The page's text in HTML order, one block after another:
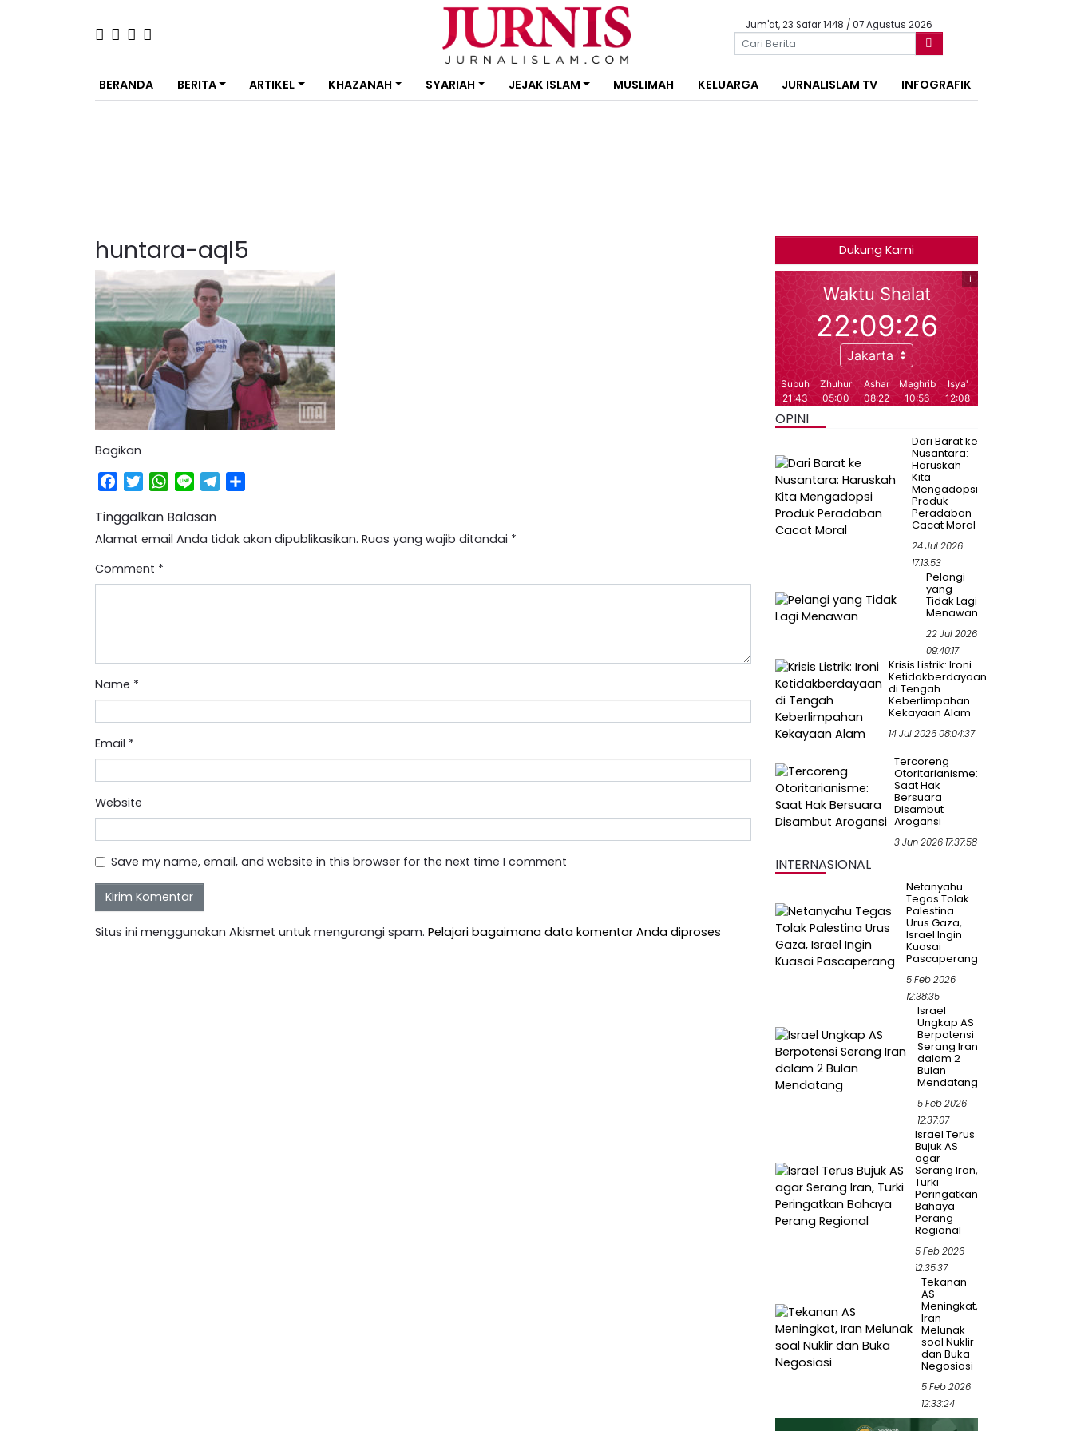
Jum'at, 23 Safar 1448 / 07 Agustus 2026
BERANDA BERITA ARTIKEL KHAZANAH SYARIAH JEJAK ISLAM MUSLIMAH KELUARGA JURNALISLAM TV INFOGRAFIK
huntara-aql5
Bagikan
Facebook
TwitterWhatsApp
Line Telegram
Tinggalkan Balasan
Alamat email Anda tidak akan dipublikasikan. Ruas yang wajib ditandai *
Comment *
Name *
Email *
Website
Save my name, email, and website in this browser for the next time I comment
Situs ini menggunakan Akismet untuk mengurangi spam. Pelajari bagaimana data komentar Anda diproses
Dukung Kami
OPINI
Dari Barat ke
Nusantara:
Haruskah
Kita
Mengadopsi
Produk
Peradaban
Cacat Moral
24 Jul 2026
17:13:53
Pelangi
yang
Tidak Lagi
Menawan
22 Jul 2026
09:40:17
Krisis Listrik: Ironi
Ketidakberdayaan
di Tengah
Keberlimpahan
Kekayaan Alam
14 Jul 2026 08:04:37
Tercoreng
Otoritarianisme:
Saat Hak
Bersuara
Disambut
Arogansi
3 Jun 2026 17:37:58
INTERNASIONAL
Netanyahu
Tegas Tolak
Palestina
Urus Gaza,
Israel Ingin
Kuasai
Pascaperang
5 Feb 2026
12:38:35
Israel
Ungkap AS
Berpotensi
Serang Iran
dalam 2
Bulan
Mendatang
5 Feb 2026
12:37:07
Israel Terus
Bujuk AS
agar
Serang Iran,
Turki
Peringatkan
Bahaya
Perang
Regional
5 Feb 2026
12:35:37
Tekanan
AS
Meningkat,
Iran
Melunak
soal Nuklir
dan Buka
Negosiasi
5 Feb 2026
12:33:24